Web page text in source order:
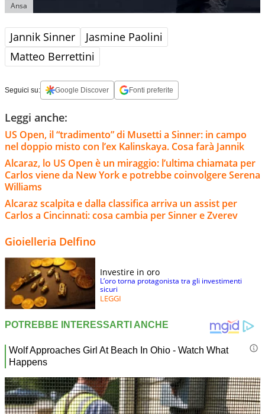
Ansa
Jannik Sinner
Jasmine Paolini
Matteo Berrettini
Seguici su: Google Discover Fonti preferite
Leggi anche:
US Open, il “tradimento” di Musetti a Sinner: in campo
nel doppio misto con l’ex Kalinskaya. Cosa farà Jannik
Alcaraz, lo US Open è un miraggio: l’ultima chiamata per
Carlos viene da New York e potrebbe coinvolgere Serena
Williams
Alcaraz scalpita e dalla classifica arriva un assist per
Carlos a Cincinnati: cosa cambia per Sinner e Zverev
Gioielleria Delfino
Investire in oro
L’oro torna protagonista tra gli investimenti
sicuri
LEGGI